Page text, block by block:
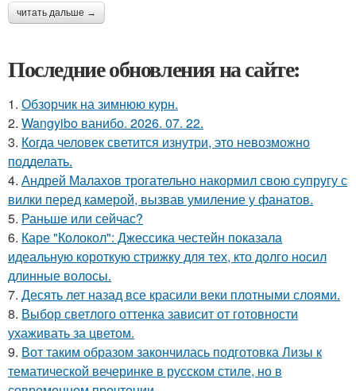
читать дальше →
Последние обновления на сайте:
1. Обзорчик на зимнюю курн.
2. Wangyibo ванибо. 2026. 07. 22.
3. Когда человек светится изнутри, это невозможно
подделать.
4. Андрей Малахов трогательно накормил свою супругу с
вилки перед камерой, вызвав умиление у фанатов.
5. Раньше или сейчас?
6. Каре "Колокол": Джессика честейн показала
идеальную короткую стрижку для тех, кто долго носил
длинные волосы.
7. Десять лет назад все красили веки плотными слоями.
8. Выбор светлого оттенка зависит от готовности
ухаживать за цветом.
9. Вот таким образом закончилась подготовка Лизы к
тематической вечеринке в русском стиле, но в